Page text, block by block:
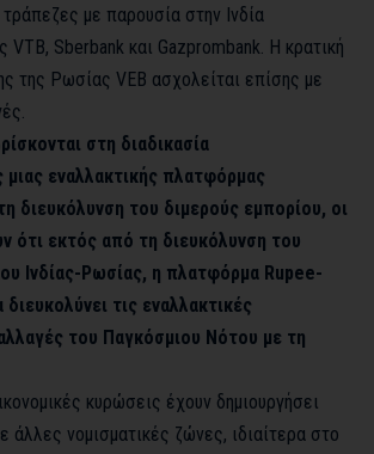
με παρουσία στην Ινδία
VTB, Sberbank και Gazprombank. Η κρατική
της Ρωσίας VEB ασχολείται επίσης με
στη διαδικασία
μιας εναλλακτικής πλατφόρμας
διευκόλυνση του διμερούς εμπορίου, οι
ότι εκτός από τη διευκόλυνση του
Ινδίας-Ρωσίας, η πλατφόρμα Rupee-
τις εναλλακτικές
του Παγκόσμιου Νότου με τη
κυρώσεις έχουν δημιουργήσει
άλλες νομισματικές ζώνες, ιδιαίτερα στο